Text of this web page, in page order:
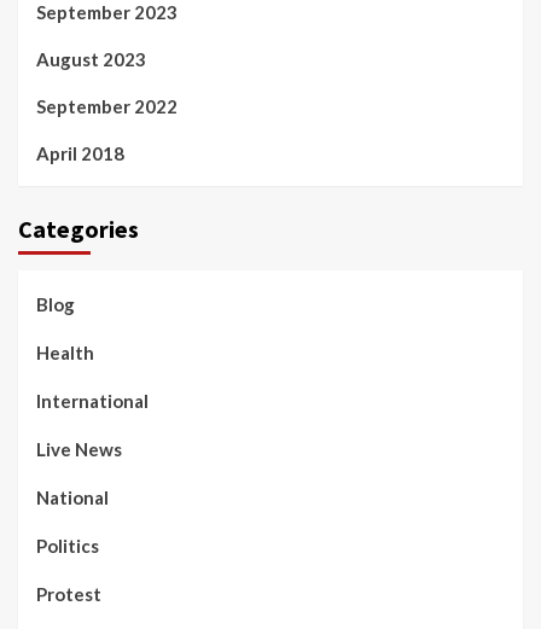
September 2023
August 2023
September 2022
April 2018
Categories
Blog
Health
International
Live News
National
Politics
Protest